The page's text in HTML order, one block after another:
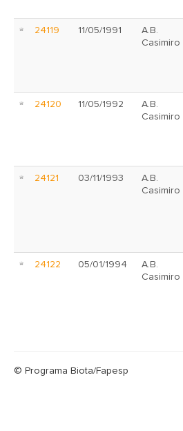
24119 11/05/1991
A.B.
Casimiro
24120 11/05/1992
A.B.
Casimiro
24121 03/11/1993
A.B.
Casimiro
24122 05/01/1994
A.B.
Casimiro
© Programa Biota/Fapesp